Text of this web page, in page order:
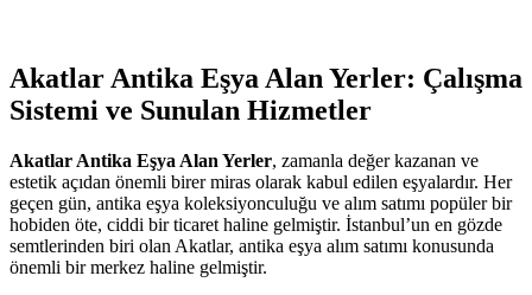
Akatlar Antika Eşya Alan Yerler: Çalışma
Sistemi ve Sunulan Hizmetler
Akatlar Antika Eşya Alan Yerler, zamanla değer kazanan ve
estetik açıdan önemli birer miras olarak kabul edilen eşyalardır. Her
geçen gün, antika eşya koleksiyonculuğu ve alım satımı popüler bir
hobiden öte, ciddi bir ticaret haline gelmiştir. İstanbul’un en gözde
semtlerinden biri olan Akatlar, antika eşya alım satımı konusunda
önemli bir merkez haline gelmiştir.